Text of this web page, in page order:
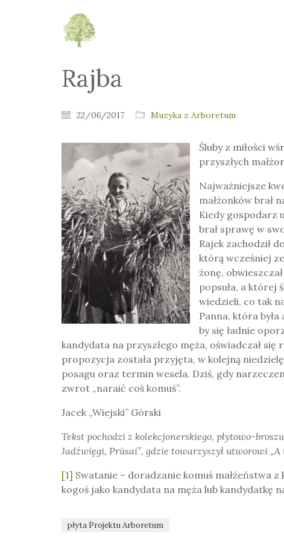
Rajba
22/06/2017 Muzyka z Arboretum
Śluby z miłości
przyszłych
Najważniejsze
małżonków brał
Kiedy gospodarz
brał sprawę w
Rajek zachodził
którą wcześniej
żonę,
popsuła, a której
wiedzieli, co tak
Panna, która
by się ładnie
kandydata na przyszłego męża, oświadczał
propozycja została przyjęta, w kolejną
posagu oraz termin wesela. Dziś, gdy
zwrot „naraić coś komuś”.
Jacek „Wiejski” Górski
Tekst pochodzi z kolekcjonerskiego, płytowo-
Jadźwięgi, Prūsai”, gdzie towarzyszył utworowi „A
[1] Swatanie – doradzanie komuś małżeństwa
kogoś jako kandydata na męża lub kandydatkę
płyta Projektu Arboretum